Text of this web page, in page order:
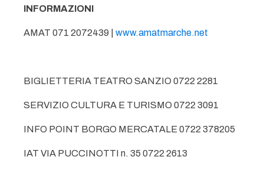
INFORMAZIONI
AMAT 071 2072439 | www.amatmarche.net
BIGLIETTERIA TEATRO SANZIO 0722 2281
SERVIZIO CULTURA E TURISMO 0722 3091
INFO POINT BORGO MERCATALE 0722 378205
IAT VIA PUCCINOTTI n. 35 0722 2613